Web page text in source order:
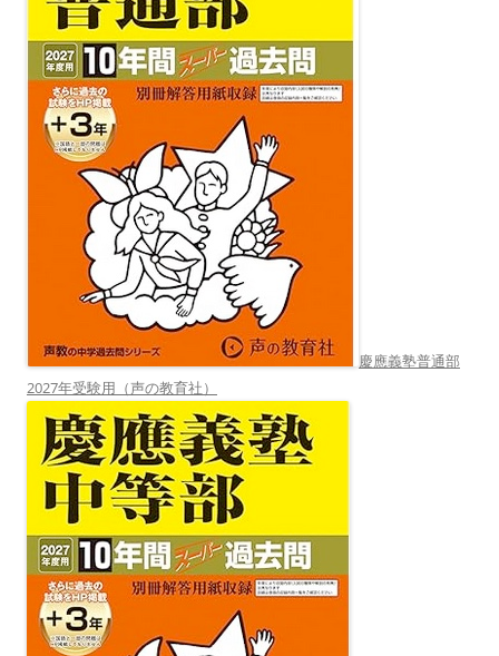
慶應義塾普通部
2027年受験用（声の教育社）